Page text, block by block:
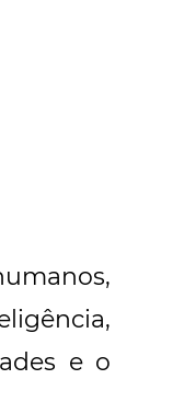
e o